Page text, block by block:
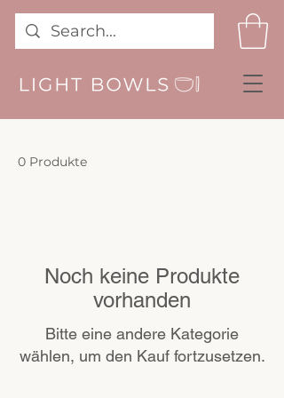
0 Produkte
Noch keine Produkte
vorhanden
Bitte eine andere Kategorie
wählen, um den Kauf fortzusetzen.